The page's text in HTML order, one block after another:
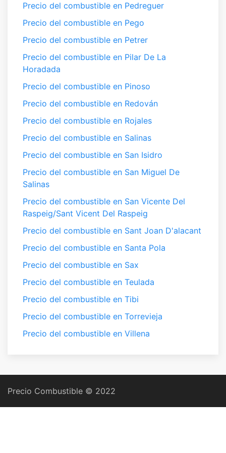
Precio del combustible en Pedreguer
Precio del combustible en Pego
Precio del combustible en Petrer
Precio del combustible en Pilar De La
Horadada
Precio del combustible en Pinoso
Precio del combustible en Redován
Precio del combustible en Rojales
Precio del combustible en Salinas
Precio del combustible en San Isidro
Precio del combustible en San Miguel De
Salinas
Precio del combustible en San Vicente Del
Raspeig/Sant Vicent Del Raspeig
Precio del combustible en Sant Joan D'alacant
Precio del combustible en Santa Pola
Precio del combustible en Sax
Precio del combustible en Teulada
Precio del combustible en Tibi
Precio del combustible en Torrevieja
Precio del combustible en Villena
Precio Combustible © 2022